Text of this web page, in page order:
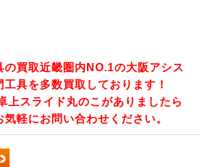
の買取近畿圏内NO.1の大阪アシス
工具を多数買取しております！
上スライド丸のこがありましたら
軽にお問い合わせください。